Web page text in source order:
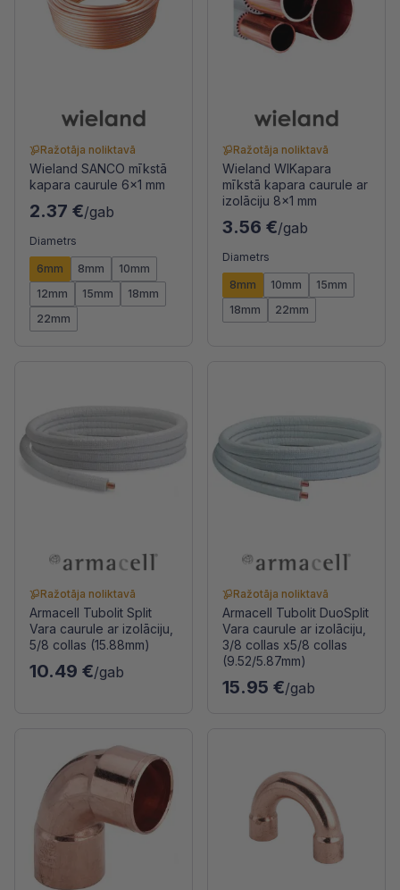
Ražotāja noliktavā
Wieland SANCO mīkstā
kapara caurule 6x1 mm
2.37 €/gab
Diametrs
6mm 8mm
10mm
12mm
15mm
18mm
22mm
Ražotāja noliktavā
Wieland WIKapara
mīkstā kapara caurule ar
izolāciju 8x1 mm
3.56 €/gab
Diametrs
8mm 10mm
15mm
18mm
22mm
Ražotāja noliktavā
Armacell Tubolit Split
Vara caurule ar izolāciju,
5/8 collas (15.88mm)
10.49 €/gab
Ražotāja noliktavā
Armacell Tubolit DuoSplit
Vara caurule ar izolāciju,
3/8 collas x5/8 collas
(9.52/5.87mm)
15.95 €/gab